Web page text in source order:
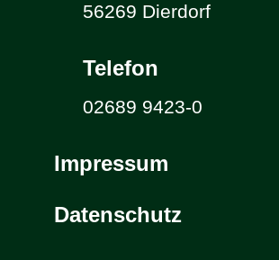
56269 Dierdorf
Telefon
02689 9423-0
Impressum
Datenschutz